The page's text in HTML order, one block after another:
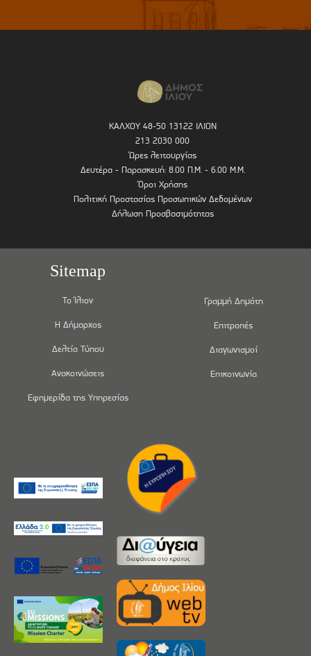
ΚΑΛΧΟΥ 48-50 13122 ΙΛΙΟΝ
213 2030 000
Ώρες λειτουργίας
Δευτέρα - Παρασκευή: 8.00 Π.Μ. - 6.00 Μ.Μ.
Όροι Χρήσης
Πολιτική Προστασίας Προσωπικών Δεδομένων
Δήλωση Προσβασιμότητας
Sitemap
Το Ίλιον
Η Δήμαρχος
Δελτία Τύπου
Ανακοινώσεις
Εφημερίδα της Υπηρεσίας
Γραμμή Δημότη
Επιτροπές
Διαγωνισμοί
Επικοινωνία